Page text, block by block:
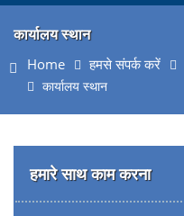
कार्यालय स्थान
Home हमसे संपर्क करें
कार्यालय स्थान
हमारे साथ काम करना